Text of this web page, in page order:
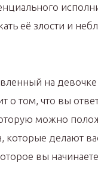
её злости и
на
о том, что вы
можно
которые делают
вы